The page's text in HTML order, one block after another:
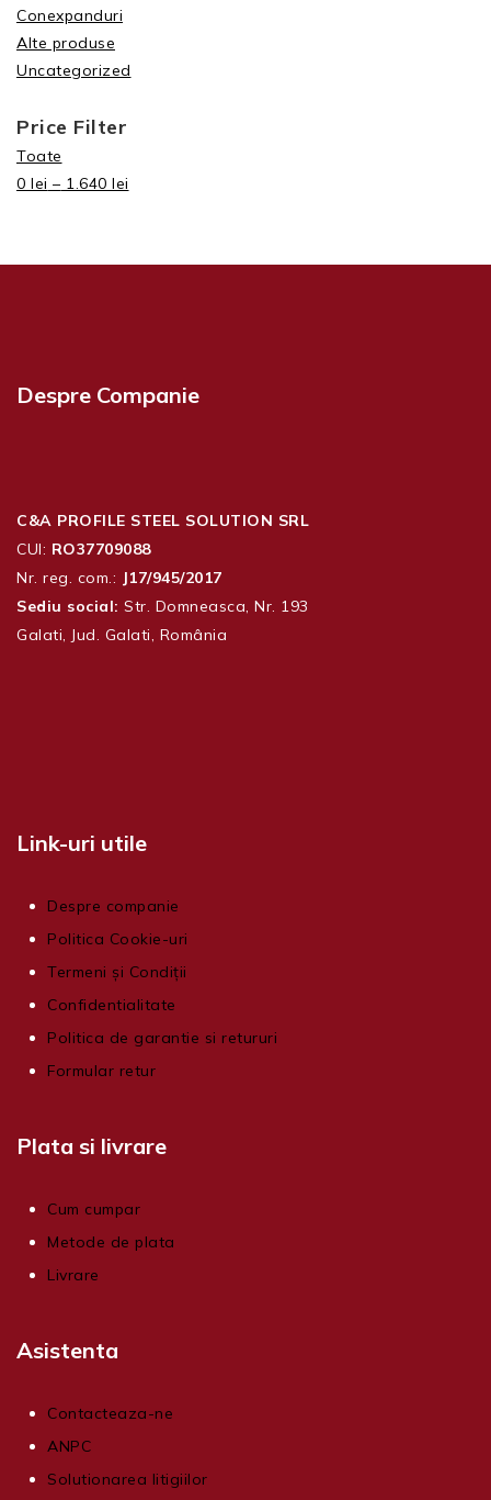
Conexpanduri
Alte produse
Uncategorized
Price Filter
Toate
0 lei – 1.640 lei
Despre Companie
C&A PROFILE STEEL SOLUTION SRL
CUI: RO37709088
Nr. reg. com.: J17/945/2017
Sediu social: Str. Domneasca, Nr. 193
Galati, Jud. Galati, România
Link-uri utile
Despre companie
Politica Cookie-uri
Termeni și Condiții
Confidentialitate
Politica de garantie si retururi
Formular retur
Plata si livrare
Cum cumpar
Metode de plata
Livrare
Asistenta
Contacteaza-ne
ANPC
Solutionarea litigiilor